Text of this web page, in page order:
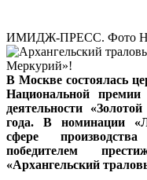
ИМИДЖ-ПРЕСС. Фото
В Москве состоялась
Национальной премии
деятельности
года. В номинации
сфере
победителем
«Архангельский